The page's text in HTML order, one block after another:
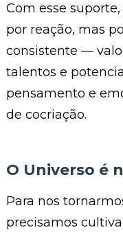
Com esse
por reação, mas
consistente —
talentos e
pensamento e
de cocriação.
O Universo é
Para nos
precisamos